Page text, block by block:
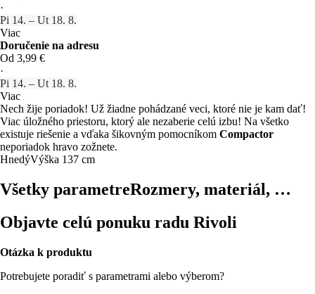
·
Pi 14. – Ut 18. 8.
Viac
Doručenie na adresu
Od 3,99 €
·
Pi 14. – Ut 18. 8.
Viac
Nech žije poriadok! Už žiadne pohádzané veci, ktoré nie je kam dať!
Viac úložného priestoru, ktorý ale nezaberie celú izbu! Na všetko
existuje riešenie a vďaka šikovným pomocníkom Compactor
neporiadok hravo zožnete.
HnedýVýška 137 cm
Všetky parametreRozmery, materiál, …
Objavte celú ponuku radu Rivoli
Otázka k produktu
Potrebujete poradiť s parametrami alebo výberom?